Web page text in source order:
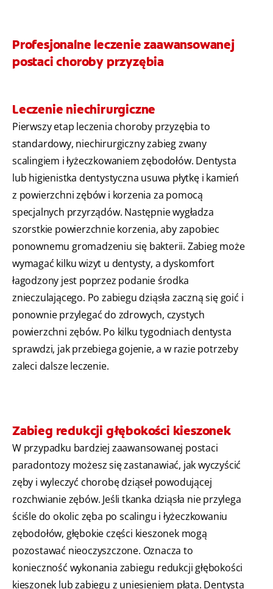
Profesjonalne leczenie zaawansowanej
postaci choroby przyzębia
Leczenie niechirurgiczne
Pierwszy etap leczenia choroby przyzębia to
standardowy, niechirurgiczny zabieg zwany
scalingiem i łyżeczkowaniem zębodołów. Dentysta
lub higienistka dentystyczna usuwa płytkę i kamień
z powierzchni zębów i korzenia za pomocą
specjalnych przyrządów. Następnie wygładza
szorstkie powierzchnie korzenia, aby zapobiec
ponownemu gromadzeniu się bakterii. Zabieg może
wymagać kilku wizyt u dentysty, a dyskomfort
łagodzony jest poprzez podanie środka
znieczulającego. Po zabiegu dziąsła zaczną się goić i
ponownie przylegać do zdrowych, czystych
powierzchni zębów. Po kilku tygodniach dentysta
sprawdzi, jak przebiega gojenie, a w razie potrzeby
zaleci dalsze leczenie.
Zabieg redukcji głębokości kieszonek
W przypadku bardziej zaawansowanej postaci
paradontozy możesz się zastanawiać, jak wyczyścić
zęby i wyleczyć chorobę dziąseł powodującej
rozchwianie zębów. Jeśli tkanka dziąsła nie przylega
ściśle do okolic zęba po scalingu i łyżeczkowaniu
zębodołów, głębokie części kieszonek mogą
pozostawać nieoczyszczone. Oznacza to
konieczność wykonania zabiegu redukcji głębokości
kieszonek lub zabiegu z uniesieniem płata. Dentysta